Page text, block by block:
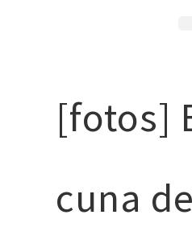
[fotos]
cuna